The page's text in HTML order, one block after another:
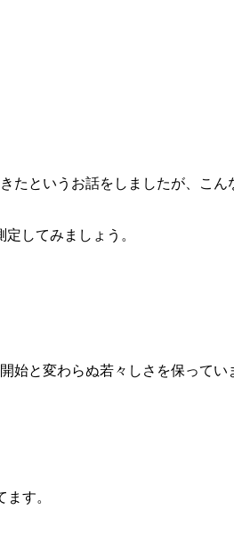
というお話をしましたが、こ
してみましょう。
始と変わらぬ若々しさを保ってい
す。